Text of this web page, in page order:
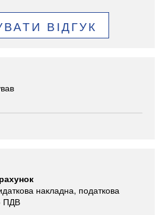
ВІДГУК
накладна, податкова
ПДВ